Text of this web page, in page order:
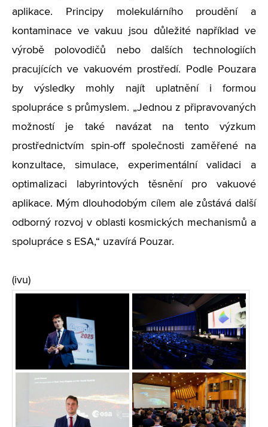
aplikace. Principy molekulárního proudění a
kontaminace ve vakuu jsou důležité například ve
výrobě polovodičů nebo dalších technologiích
pracujících ve vakuovém prostředí. Podle Pouzara
by výsledky mohly najít uplatnění i formou
spolupráce s průmyslem. „Jednou z připravovaných
možností je také navázat na tento výzkum
prostřednictvím spin-off společnosti zaměřené na
konzultace, simulace, experimentální validaci a
optimalizaci labyrintových těsnění pro vakuové
aplikace. Mým dlouhodobým cílem ale zůstává další
odborný rozvoj v oblasti kosmických mechanismů a
spolupráce s ESA,“ uzavírá Pouzar.
(ivu)